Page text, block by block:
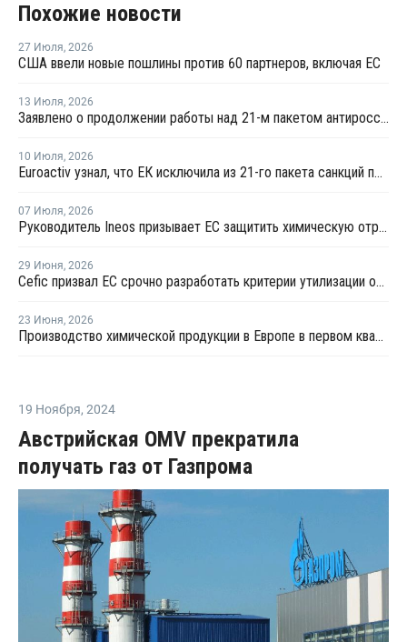
Похожие новости
27 Июля, 2026
США ввели новые пошлины против 60 партнеров, включая ЕС
13 Июля, 2026
Заявлено о продолжении работы над 21-м пакетом антироссийских санкций
10 Июля, 2026
Euroactiv узнал, что ЕК исключила из 21-го пакета санкций против России
07 Июля, 2026
Руководитель Ineos призывает ЕС защитить химическую отрасль от китайского демпинга
29 Июня, 2026
Сefic призвал ЕС срочно разработать критерии утилизации отходов методом химпереработки
23 Июня, 2026
Производство химической продукции в Европе в первом квартале сократилось на 3,2% — Cefic
19 Ноября, 2024
Австрийская OMV прекратила
получать газ от Газпрома